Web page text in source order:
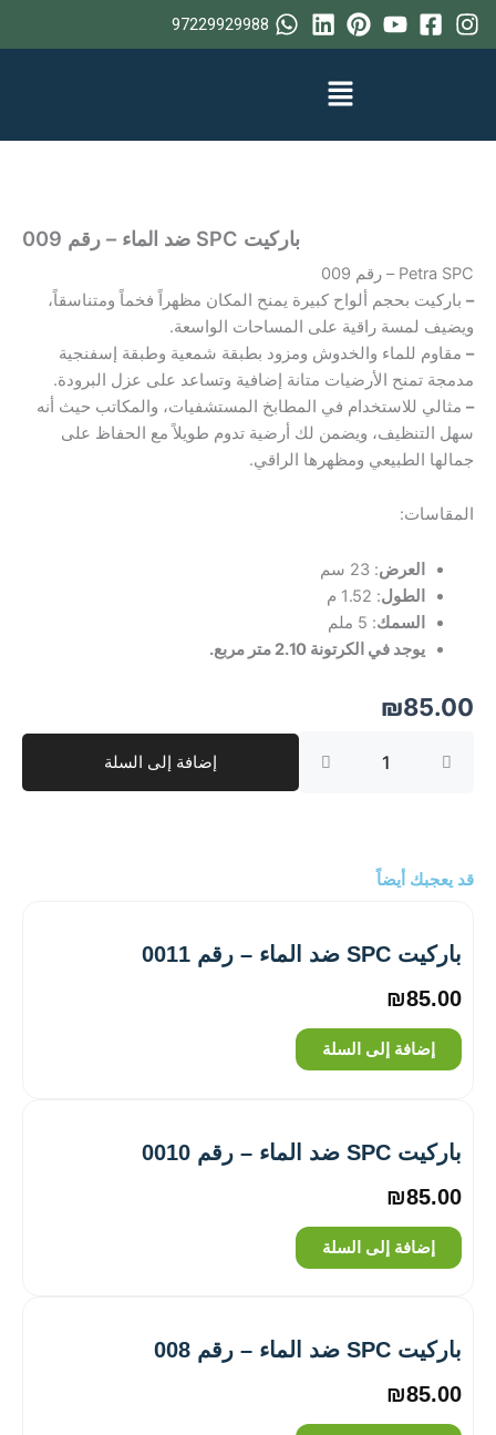
تخطي
إلى
97229929988
باركيت SPC ضد الماء – رقم 009
Petra SPC – رقم 009
– باركيت بحجم ألواح كبيرة يمنح المكان مظهراً فخماً ومتناسقاً،
ويضيف لمسة راقية على المساحات الواسعة.
– مقاوم للماء والخدوش ومزود بطبقة شمعية وطبقة إسفنجية
مدمجة تمنح الأرضيات متانة إضافية وتساعد على عزل البرودة.
– مثالي للاستخدام في المطابخ المستشفيات، والمكاتب حيث أنه
سهل التنظيف، ويضمن لك أرضية تدوم طويلاً مع الحفاظ على
جمالها الطبيعي ومظهرها الراقي.
المقاسات:
العرض: 23 سم
الطول: 1.52 م
السمك: 5 ملم
يوجد في الكرتونة 2.10 متر مربع.
₪85.00
باركيت
رقم
إضافة إلى السلة
قد يعجبك أيضاً
باركيت SPC ضد الماء – رقم 0011
₪85.00
إضافة إلى السلة
باركيت SPC ضد الماء – رقم 0010
₪85.00
إضافة إلى السلة
باركيت SPC ضد الماء – رقم 008
₪85.00